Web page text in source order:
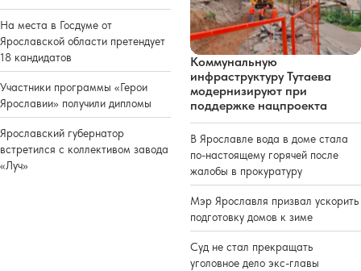
На места в Госдуме от
Ярославской области претендует
18 кандидатов
Участники программы «Герои
Ярославии» получили дипломы
Ярославский губернатор
встретился с коллективом завода
«Луч»
Коммунальную
инфраструктуру Тутаева
модернизируют при
поддержке нацпроекта
В Ярославле вода в доме стала
по-настоящему горячей после
жалобы в прокуратуру
Мэр Ярославля призвал ускорить
подготовку домов к зиме
Суд не стал прекращать
уголовное дело экс-главы